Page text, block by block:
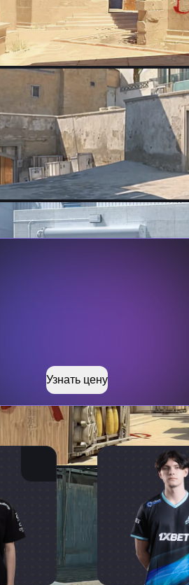
LBk6u-EBbM9-dpr3e-mUH6Z-
обновлять, чтобы вы могли
Узнать цену